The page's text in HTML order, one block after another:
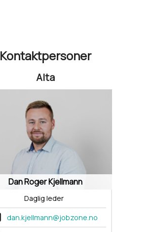
Kontaktpersoner
Alta
Dan Roger Kjellmann
Daglig leder
dan.kjellmann@jobzone.no